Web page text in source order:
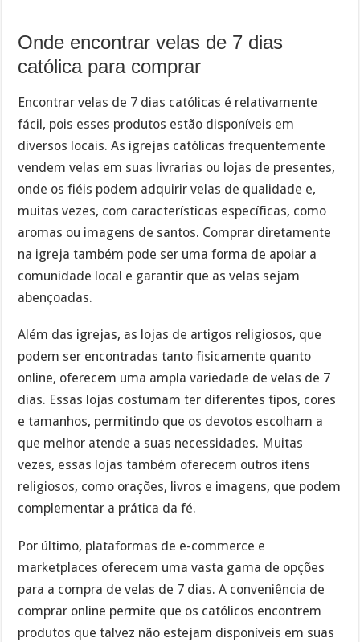
Onde encontrar velas de 7 dias
católica para comprar
Encontrar velas de 7 dias católicas é relativamente
fácil, pois esses produtos estão disponíveis em
diversos locais. As igrejas católicas frequentemente
vendem velas em suas livrarias ou lojas de presentes,
onde os fiéis podem adquirir velas de qualidade e,
muitas vezes, com características específicas, como
aromas ou imagens de santos. Comprar diretamente
na igreja também pode ser uma forma de apoiar a
comunidade local e garantir que as velas sejam
abençoadas.
Além das igrejas, as lojas de artigos religiosos, que
podem ser encontradas tanto fisicamente quanto
online, oferecem uma ampla variedade de velas de 7
dias. Essas lojas costumam ter diferentes tipos, cores
e tamanhos, permitindo que os devotos escolham a
que melhor atende a suas necessidades. Muitas
vezes, essas lojas também oferecem outros itens
religiosos, como orações, livros e imagens, que podem
complementar a prática da fé.
Por último, plataformas de e-commerce e
marketplaces oferecem uma vasta gama de opções
para a compra de velas de 7 dias. A conveniência de
comprar online permite que os católicos encontrem
produtos que talvez não estejam disponíveis em suas